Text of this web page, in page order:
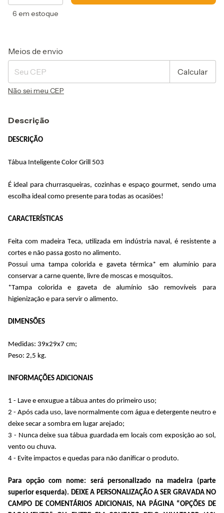
6 em estoque
Entregas para o CEP:
Meios de envio
Calcular
Não sei meu CEP
Descrição
DESCRIÇÃO
Tábua Inteligente Color Grill 503
É ideal para churrasqueiras, cozinhas e espaço gourmet, sendo uma
escolha ideal como presente para todas as ocasiões!
CARACTERÍSTICAS
Feita com madeira Teca, utilizada em indústria naval, é resistente a
cortes e não passa gosto no alimento.
Possui uma tampa colorida e gaveta térmica* em alumínio para
conservar a carne quente, livre de moscas e mosquitos.
*Tampa colorida e gaveta de alumínio são removíveis para
higienização e para servir o alimento.
DIMENSÕES
Medidas: 39x29x7 cm;
Peso: 2,5 kg.
INFORMAÇÕES ADICIONAIS
1 - Lave e enxugue a tábua antes do primeiro uso;
2 - Após cada uso, lave normalmente com água e detergente neutro e
deixe secar a sombra em lugar arejado;
3 - Nunca deixe sua tábua guardada em locais com exposição ao sol,
vento ou chuva.
4 - Evite impactos e quedas para não danificar o produto.
Para opção com nome: será personalizado na madeira (parte
superior esquerda). DEIXE A PERSONALIZAÇÃO A SER GRAVADA NO
CAMPO DE COMENTÁRIOS ADICIONAIS, NA PÁGINA “OPÇÕES DE